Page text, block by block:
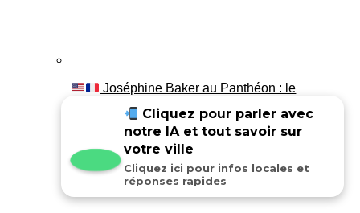
Joséphine Baker au Panthéon : le
Cliquez pour parler avec
notre IA et tout savoir sur
votre ville
Cliquez ici pour infos locales et
réponses rapides